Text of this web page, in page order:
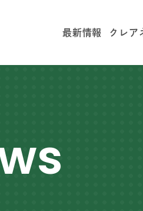
最新情報 クレア